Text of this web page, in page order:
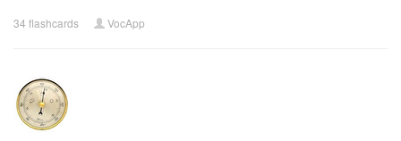
34 flashcards VocApp